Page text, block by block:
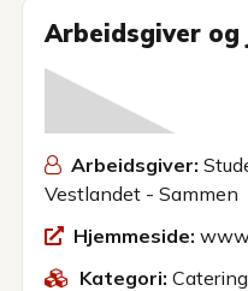
Arbeidsgiver
Arbeidsgiver:
Vestlandet - Sammen
Hjemmeside:
Kategori: